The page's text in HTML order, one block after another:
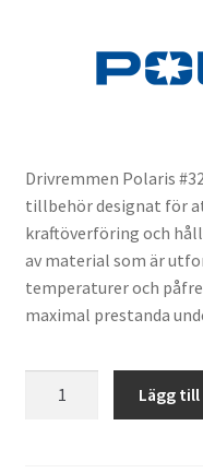
Drivremmen Polaris
tillbehör designat för
kraftöverföring och
av material som är
temperaturer och
maximal prestanda
Lägg